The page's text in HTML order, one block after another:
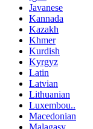
Javanese
Kannada
Kazakh
Khmer
Kurdish
Kyrgyz
Latin
Latvian
Lithuanian
Luxembou..
Macedonian
Malagasy